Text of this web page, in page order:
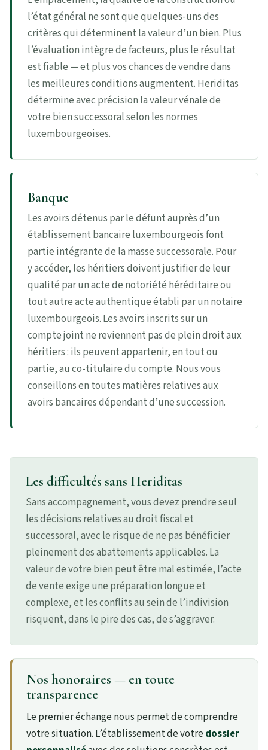
l’état général ne sont que quelques-uns des
critères qui déterminent la valeur d’un bien. Plus
l’évaluation intègre de facteurs, plus le résultat
est fiable — et plus vos chances de vendre dans
les meilleures conditions augmentent. Heriditas
détermine avec précision la valeur vénale de
votre bien successoral selon les normes
luxembourgeoises.
Banque
Les avoirs détenus par le défunt auprès d’un
établissement bancaire luxembourgeois font
partie intégrante de la masse successorale. Pour
y accéder, les héritiers doivent justifier de leur
qualité par un acte de notoriété héréditaire ou
tout autre acte authentique établi par un notaire
luxembourgeois. Les avoirs inscrits sur un
compte joint ne reviennent pas de plein droit aux
héritiers : ils peuvent appartenir, en tout ou
partie, au co-titulaire du compte. Nous vous
conseillons en toutes matières relatives aux
avoirs bancaires dépendant d’une succession.
Les difficultés sans Heriditas
Sans accompagnement, vous devez prendre seul
les décisions relatives au droit fiscal et
successoral, avec le risque de ne pas bénéficier
pleinement des abattements applicables. La
valeur de votre bien peut être mal estimée, l’acte
de vente exige une préparation longue et
complexe, et les conflits au sein de l’indivision
risquent, dans le pire des cas, de s’aggraver.
Nos honoraires — en toute
transparence
Le premier échange nous permet de comprendre
votre situation. L’établissement de votredossier